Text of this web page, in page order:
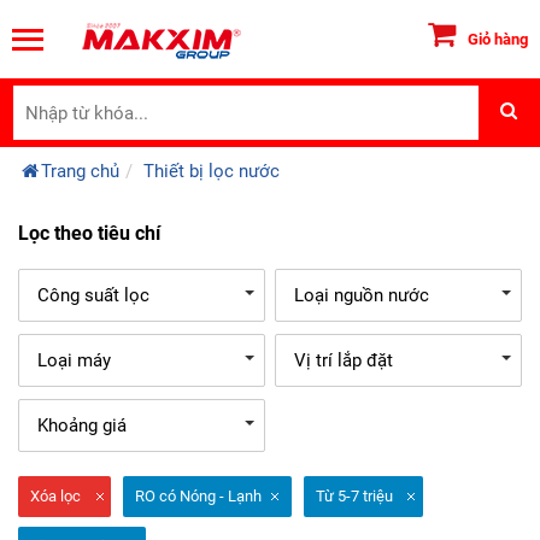
Giỏ hàng
Trang chủ Thiết bị lọc nước
Lọc theo tiêu chí
Công suất lọc Loại nguồn nước
Loại máy Vị trí lắp đặt
Khoảng giá
Xóa lọc RO có Nóng - Lạnh Từ 5-7 triệu